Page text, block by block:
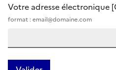
Votre adresse électronique
format : email@domaine.com